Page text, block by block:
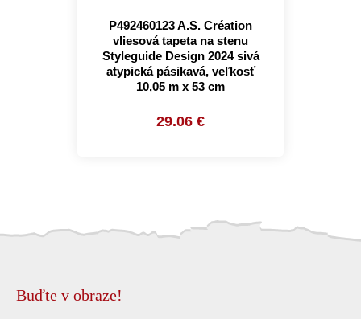
P492460123 A.S. Création
vliesová tapeta na stenu
Styleguide Design 2024 sivá
atypická pásikavá, veľkosť
10,05 m x 53 cm
29.06 €
Buďte v obraze!